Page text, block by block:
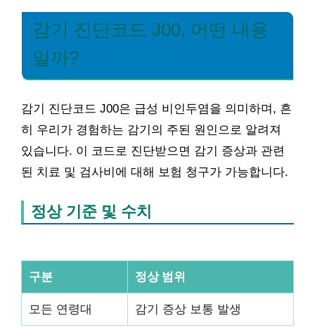
감기 진단코드 J00, 어떤 내용
일까?
감기 진단코드 J00은 급성 비인두염을 의미하며, 흔
히 우리가 경험하는 감기의 주된 원인으로 알려져
있습니다. 이 코드로 진단받으면 감기 증상과 관련
된 치료 및 검사비에 대해 보험 청구가 가능합니다.
정상 기준 및 수치
구분 정상 범위
모든 연령대 감기 증상 보통 발생